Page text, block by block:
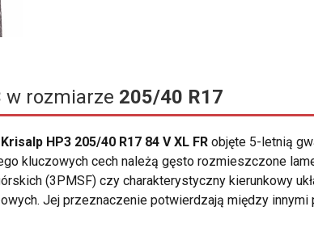
w rozmiarze 205/40 R17
HP3 205/40 R17 84 V XL FR objęte 5-letnią
kluczowych cech należą gęsto rozmieszczone
(3PMSF) czy charakterystyczny kierunkowy
Jej przeznaczenie potwierdzają między